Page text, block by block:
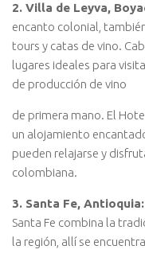
2. Villa de Leyva,
encanto colonial,
tours y catas de vino.
lugares ideales para
de producción de vino
de primera mano. El
un alojamiento
pueden relajarse y
colombiana.
3. Santa Fe, Antioquia:
Santa Fe combina la
la región, allí se